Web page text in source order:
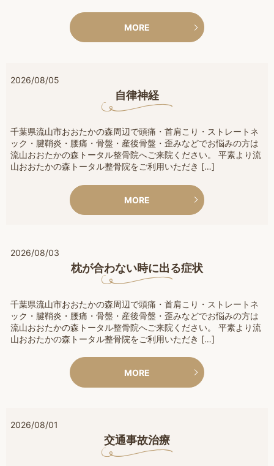
MORE
2026/08/05
自律神経
千葉県流山市おおたかの森周辺で頭痛・首肩こり・ストレートネ
ック・腱鞘炎・腰痛・骨盤・産後骨盤・歪みなどでお悩みの方は
流山おおたかの森トータル整骨院へご来院ください。 平素より流
山おおたかの森トータル整骨院をご利用いただき […]
MORE
2026/08/03
枕が合わない時に出る症状
千葉県流山市おおたかの森周辺で頭痛・首肩こり・ストレートネ
ック・腱鞘炎・腰痛・骨盤・産後骨盤・歪みなどでお悩みの方は
流山おおたかの森トータル整骨院へご来院ください。 平素より流
山おおたかの森トータル整骨院をご利用いただき […]
MORE
2026/08/01
交通事故治療